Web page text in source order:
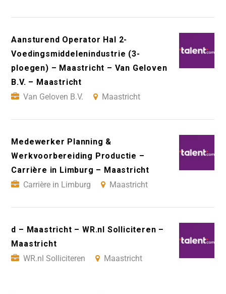
Aansturend Operator Hal 2-
Voedingsmiddelenindustrie (3-
ploegen) – Maastricht – Van Geloven
B.V. – Maastricht
Van Geloven B.V.
Maastricht
Medewerker Planning &
Werkvoorbereiding Productie –
Carrière in Limburg – Maastricht
Carrière in Limburg
Maastricht
d – Maastricht – WR.nl Solliciteren –
Maastricht
WR.nl Solliciteren
Maastricht